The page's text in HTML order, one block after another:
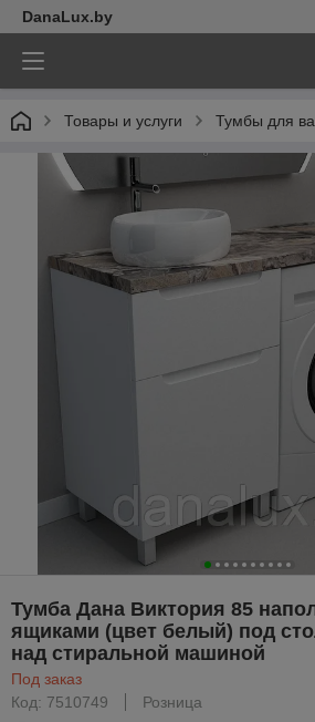
DanaLux.by
Товары и услуги Тумбы для
Тумба Дана Виктория 85
ящиками (цвет белый) под
над стиральной машиной
Под заказ
Код: 7510749
Розница